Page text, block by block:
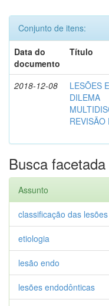
Conjunto de itens:
Data do
documento
Título
2018-12-08
LESÕES
DILEMA
REVISÃO
Busca facetada
Assunto
classificação das
etiologia
lesão endo
lesões endodônticas